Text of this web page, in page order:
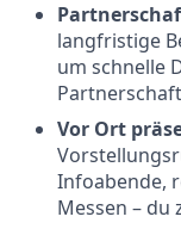
langfristige
um schnelle
Vor Ort
Infoabende,
Messen – du